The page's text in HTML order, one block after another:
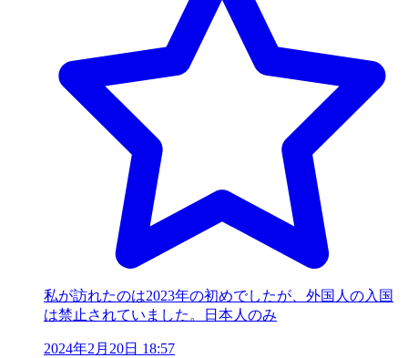
私が訪れたのは2023年の初めでしたが、外国人の入国
は禁止されていました。日本人のみ
2024年2月20日 18:57